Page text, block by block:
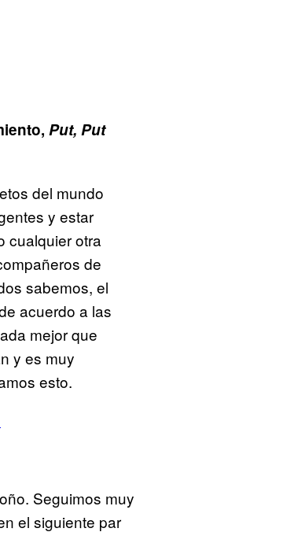
Put, Put
del mundo
y estar
cualquier otra
de
sabemos, el
acuerdo a las
mejor que
y es muy
esto.
Seguimos muy
el siguiente par